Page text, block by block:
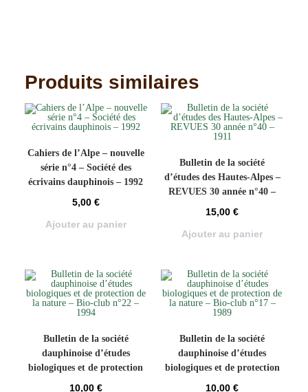
Produits similaires
Cahiers de l’Alpe – nouvelle
série n°4 – Société des
écrivains dauphinois – 1992
5,00 €
Ajouter au panier
Bulletin de la société
d’études des Hautes-Alpes –
REVUES 30 année n°40 –
1911
15,00€
Ajouter au panier
Bulletin de la société
dauphinoise d’études
biologiques et de protection
de la nature – Bio-club n°22
10,00 €
Bulletin de la société
dauphinoise d’études
biologiques et de protection
de la nature – Bio-club n°17
10,00€